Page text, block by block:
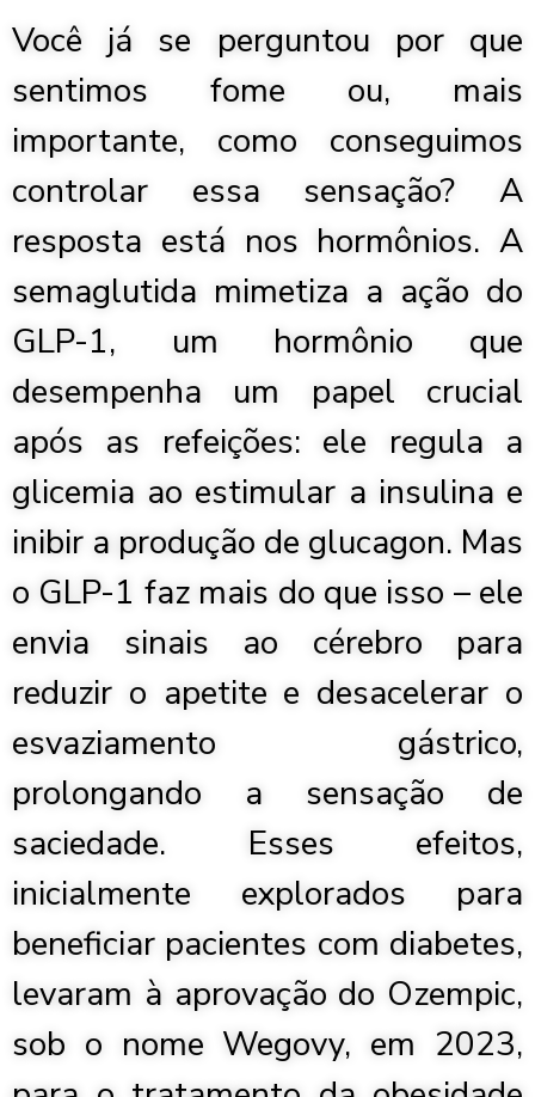
Você já se perguntou por que
sentimos fome ou, mais
importante, como conseguimos
controlar essa sensação? A
resposta está nos hormônios. A
semaglutida mimetiza a ação do
GLP-1, um hormônio que
desempenha um papel crucial
após as refeições: ele regula a
glicemia ao estimular a insulina e
inibir a produção de glucagon. Mas
o GLP-1 faz mais do que isso – ele
envia sinais ao cérebro para
reduzir o apetite e desacelerar o
esvaziamento gástrico,
prolongando a sensação de
saciedade. Esses efeitos,
inicialmente explorados para
beneficiar pacientes com diabetes,
levaram à aprovação do Ozempic,
sob o nome Wegovy, em 2023,